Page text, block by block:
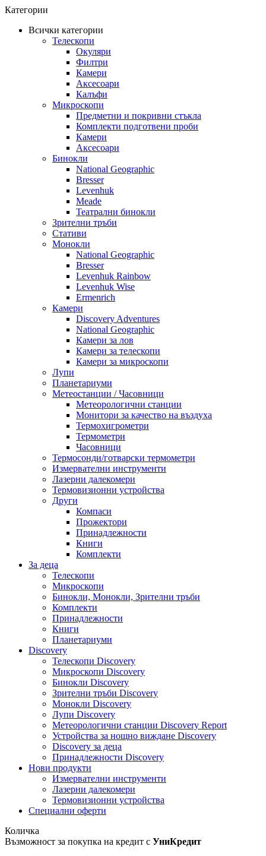
Категории
Всички категории
Телескопи
Окуляри
Филтри
Камери
Аксесоари
Калъфи
Микроскопи
Предметни и покривни стъкла
Комплекти подготвени проби
Камери
Аксесоари
Бинокли
National Geographic
Bresser
Levenhuk
Meade
Театрални бинокли
Зрителни тръби
Стативи
Монокли
National Geographic
Bresser
Levenhuk Rainbow
Levenhuk Wise
Ermenrich
Камери
Discovery Adventures
National Geographic
Камери за лов
Камери за телескопи
Камери за микроскопи
Лупи
Планетариуми
Метеостанции / Часовници
Метеорологични станции
Монитори за качество на въздуха
Термохигрометри
Термометри
Часовници
Термосонди/готварски термометри
Измервателни инструменти
Лазерни далекомери
Термовизионни устройства
Други
Компаси
Прожектори
Принадлежности
Книги
Комплекти
За деца
Телескопи
Микроскопи
Бинокли, Монокли, Зрителни тръби
Комплекти
Принадлежности
Книги
Планетариуми
Discovery
Телескопи Discovery
Микроскопи Discovery
Бинокли Discovery
Зрителни тръби Discovery
Монокли Discovery
Лупи Discovery
Метеорологични станции Discovery Report
Устройства за нощно виждане Discovery
Discovery за деца
Принадлежности Discovery
Нови продукти
Измервателни инструменти
Лазерни далекомери
Термовизионни устройства
Специални оферти
Количка
Възможност за покупка на кредит с УниКредит